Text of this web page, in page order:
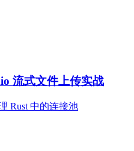
流式文件上传实战